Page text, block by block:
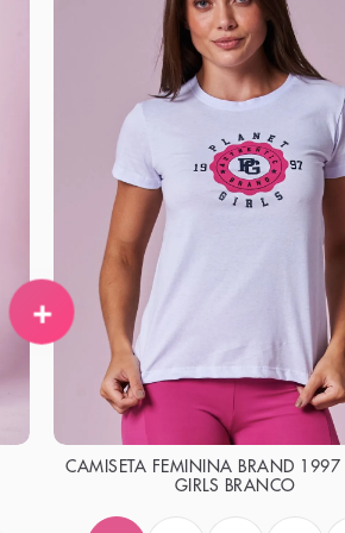
+
CAMISETA FEMININA BRAND 1997
GIRLS BRANCO